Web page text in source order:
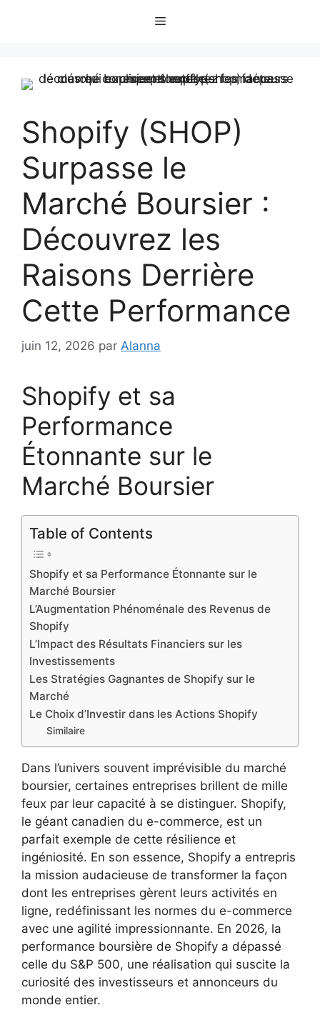
Menu
Shopify (SHOP)
Surpasse le
Marché Boursier :
Découvrez les
Raisons Derrière
Cette Performance
juin 12, 2026 par Alanna
Shopify et sa
Performance
Étonnante sur le
Marché Boursier
Table of Contents
Shopify et sa Performance Étonnante sur le
Marché Boursier
L’Augmentation Phénoménale des Revenus de
Shopify
L’Impact des Résultats Financiers sur les
Investissements
Les Stratégies Gagnantes de Shopify sur le
Marché
Le Choix d’Investir dans les Actions Shopify
Similaire
Dans l’univers souvent imprévisible du marché
boursier, certaines entreprises brillent de mille
feux par leur capacité à se distinguer. Shopify,
le géant canadien du e-commerce, est un
parfait exemple de cette résilience et
ingéniosité. En son essence, Shopify a entrepris
la mission audacieuse de transformer la façon
dont les entreprises gèrent leurs activités en
ligne, redéfinissant les normes du e-commerce
avec une agilité impressionnante. En 2026, la
performance boursière de Shopify a dépassé
celle du S&P 500, une réalisation qui suscite la
curiosité des investisseurs et annonceurs du
monde entier.